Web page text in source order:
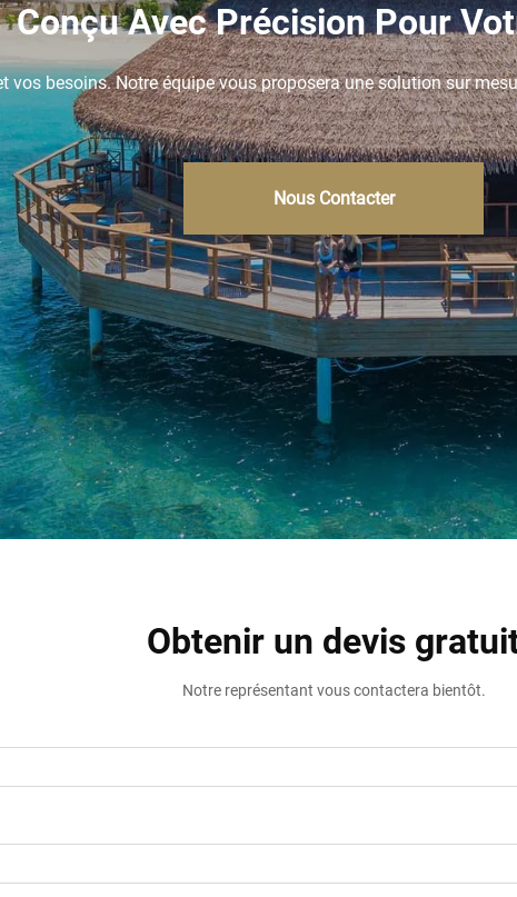
Conçu Avec Précision Pour
vos besoins. Notre équipe vous proposera une solution sur
Nous Contacter
Obtenir un devis
Notre représentant vous contactera bientôt.